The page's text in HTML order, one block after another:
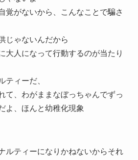
覚がないから、こんなことで騙さ
じゃないんだから
大人になって行動するのが当たり
ティーだ、
て、わがままなぼっちゃんでずっ
よ、ほんと幼稚化現象
ルティーになりかねないからそれ